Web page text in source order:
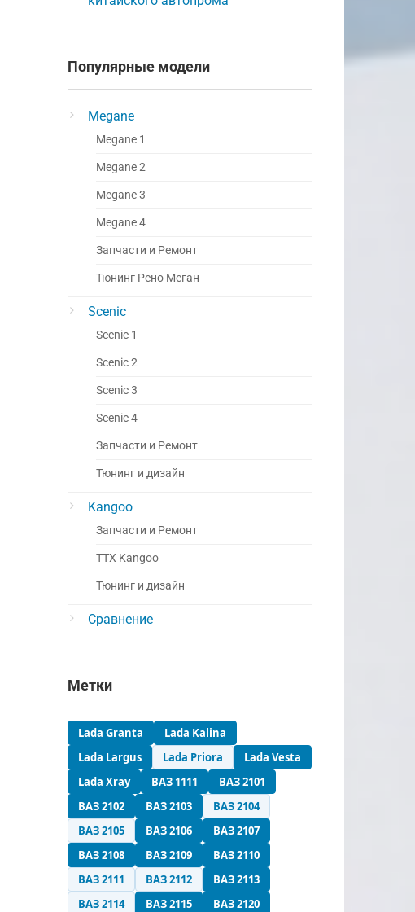
Популярные модели
Megane
Megane 1
Megane 2
Megane 3
Megane 4
Запчасти и Ремонт
Тюнинг Рено Меган
Scenic
Scenic 1
Scenic 2
Scenic 3
Scenic 4
Запчасти и Ремонт
Тюнинг и дизайн
Kangoo
Запчасти и Ремонт
ТТХ Kangoo
Тюнинг и дизайн
Сравнение
Метки
Lada Granta
Lada Kalina
Lada Largus
Lada Priora
Lada Vesta
Lada Xray
ВАЗ 1111
ВАЗ 2101
ВАЗ 2102
ВАЗ 2103
ВАЗ 2104
ВАЗ 2105
ВАЗ 2106
ВАЗ 2107
ВАЗ 2108
ВАЗ 2109
ВАЗ 2110
ВАЗ 2111
ВАЗ 2112
ВАЗ 2113
ВАЗ 2114
ВАЗ 2115
ВАЗ 2120